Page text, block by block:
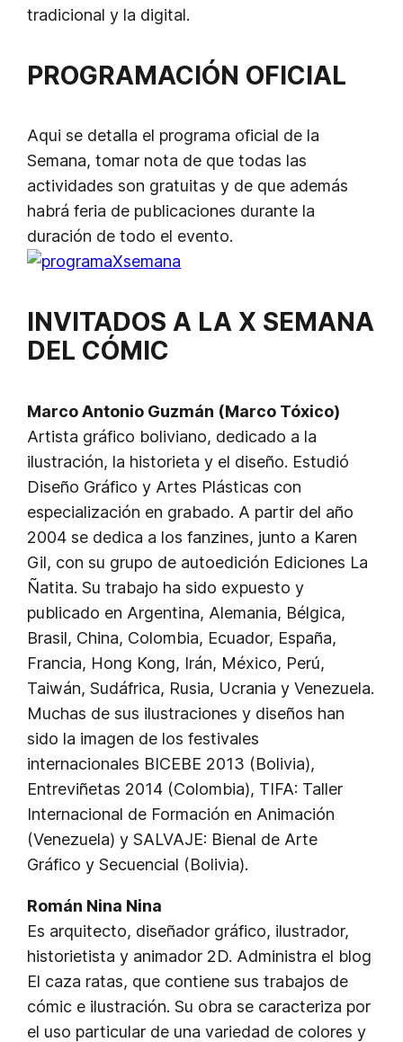
tradicional y la digital.
PROGRAMACIÓN OFICIAL
Aqui se detalla el programa oficial de la
Semana, tomar nota de que todas las
actividades son gratuitas y de que además
habrá feria de publicaciones durante la
duración de todo el evento.
INVITADOS A LA X SEMANA
DEL CÓMIC
Marco Antonio Guzmán (Marco Tóxico)
Artista gráfico boliviano, dedicado a la
ilustración, la historieta y el diseño. Estudió
Diseño Gráfico y Artes Plásticas con
especialización en grabado. A partir del año
2004 se dedica a los fanzines, junto a Karen
Gil, con su grupo de autoedición Ediciones La
Ñatita. Su trabajo ha sido expuesto y
publicado en Argentina, Alemania, Bélgica,
Brasil, China, Colombia, Ecuador, España,
Francia, Hong Kong, Irán, México, Perú,
Taiwán, Sudáfrica, Rusia, Ucrania y Venezuela.
Muchas de sus ilustraciones y diseños han
sido la imagen de los festivales
internacionales BICEBE 2013 (Bolivia),
Entreviñetas 2014 (Colombia), TIFA: Taller
Internacional de Formación en Animación
(Venezuela) y SALVAJE: Bienal de Arte
Gráfico y Secuencial (Bolivia).
Román Nina Nina
Es arquitecto, diseñador gráfico, ilustrador,
historietista y animador 2D. Administra el blog
El caza ratas, que contiene sus trabajos de
cómic e ilustración. Su obra se caracteriza por
el uso particular de una variedad de colores y